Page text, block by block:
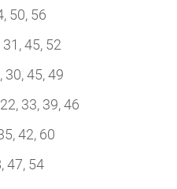
50, 56
45, 52
30, 45, 49
33, 39, 46
42, 60
47, 54